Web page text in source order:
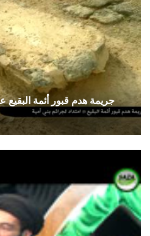
جريمة هدم قبور أئمة البقيع